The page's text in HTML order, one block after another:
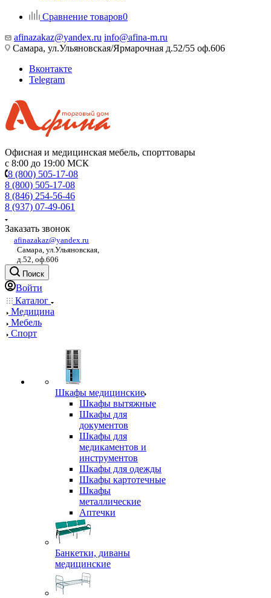
Сравнение товаров0
afinazakaz@yandex.ru info@afina-m.ru
Самара, ул.Ульяновская/Ярмарочная д.52/55 оф.606
Вконтакте
Telegram
Офисная и медицинская мебель, спорттовары
с 8:00 до 19:00 МСК
8 (800) 505-17-08
8 (800) 505-17-08
8 (846) 254-56-46
8 (937) 07-49-061
Заказать звонок
afinazakaz@yandex.ru
Самара, ул.Ульяновская,
д.52, оф.606
Поиск
Войти
Каталог
Медицина
Мебель
Спорт
Шкафы медицинские
Шкафы вытяжные
Шкафы для
документов
Шкафы для
медикаментов и
инструментов
Шкафы для одежды
Шкафы картотечные
Шкафы
металлические
Аптечки
Банкетки, диваны
медицинские